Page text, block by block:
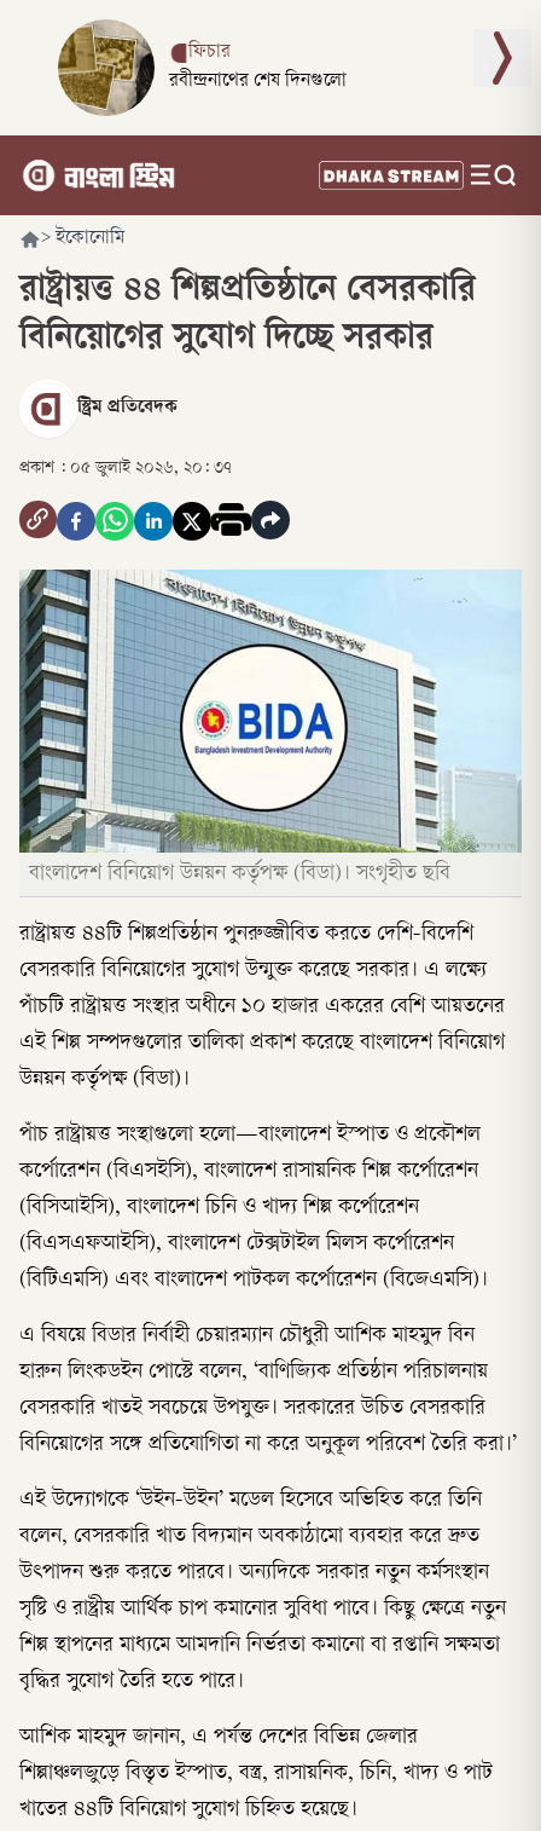
ফিচার
রবীন্দ্রনাথের শেষ দিনগুলো
> ইকোনোমি
রাষ্ট্রায়ত্ত ৪৪ শিল্পপ্রতিষ্ঠানে বেসরকারি
বিনিয়োগের সুযোগ দিচ্ছে সরকার
স্ট্রিম প্রতিবেদক
প্রকাশ : ০৫ জুলাই ২০২৬, ২০: ৩৭
বাংলাদেশ বিনিয়োগ উন্নয়ন কর্তৃপক্ষ (বিডা)। সংগৃহীত ছবি
রাষ্ট্রায়ত্ত ৪৪টি শিল্পপ্রতিষ্ঠান পুনরুজ্জীবিত করতে দেশি-বিদেশি
বেসরকারি বিনিয়োগের সুযোগ উন্মুক্ত করেছে সরকার। এ লক্ষ্যে
পাঁচটি রাষ্ট্রায়ত্ত সংস্থার অধীনে ১০ হাজার একরের বেশি আয়তনের
এই শিল্প সম্পদগুলোর তালিকা প্রকাশ করেছে বাংলাদেশ বিনিয়োগ
উন্নয়ন কর্তৃপক্ষ (বিডা)।
পাঁচ রাষ্ট্রায়ত্ত সংস্থাগুলো হলো—বাংলাদেশ ইস্পাত ও প্রকৌশল
কর্পোরেশন (বিএসইসি), বাংলাদেশ রাসায়নিক শিল্প কর্পোরেশন
(বিসিআইসি), বাংলাদেশ চিনি ও খাদ্য শিল্প কর্পোরেশন
(বিএসএফআইসি), বাংলাদেশ টেক্সটাইল মিলস কর্পোরেশন
(বিটিএমসি) এবং বাংলাদেশ পাটকল কর্পোরেশন (বিজেএমসি)।
এ বিষয়ে বিডার নির্বাহী চেয়ারম্যান চৌধুরী আশিক মাহমুদ বিন
হারুন লিংকডইন পোস্টে বলেন, ‘বাণিজ্যিক প্রতিষ্ঠান পরিচালনায়
বেসরকারি খাতই সবচেয়ে উপযুক্ত। সরকারের উচিত বেসরকারি
বিনিয়োগের সঙ্গে প্রতিযোগিতা না করে অনুকূল পরিবেশ তৈরি করা।’
এই উদ্যোগকে ‘উইন-উইন’ মডেল হিসেবে অভিহিত করে তিনি
বলেন, বেসরকারি খাত বিদ্যমান অবকাঠামো ব্যবহার করে দ্রুত
উৎপাদন শুরু করতে পারবে। অন্যদিকে সরকার নতুন কর্মসংস্থান
সৃষ্টি ও রাষ্ট্রীয় আর্থিক চাপ কমানোর সুবিধা পাবে। কিছু ক্ষেত্রে নতুন
শিল্প স্থাপনের মাধ্যমে আমদানি নির্ভরতা কমানো বা রপ্তানি সক্ষমতা
বৃদ্ধির সুযোগ তৈরি হতে পারে।
আশিক মাহমুদ জানান, এ পর্যন্ত দেশের বিভিন্ন জেলার
শিল্পাঞ্চলজুড়ে বিস্তৃত ইস্পাত, বস্ত্র, রাসায়নিক, চিনি, খাদ্য ও পাট
খাতের ৪৪টি বিনিয়োগ সুযোগ চিহ্নিত হয়েছে।